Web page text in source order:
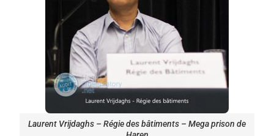
Laurent Vrijdaghs – Régie des bâtiments – Mega prison de